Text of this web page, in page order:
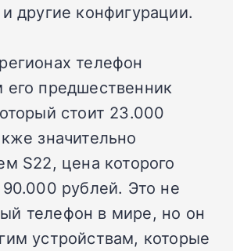
другие конфигурации.
телефон
предшественник
стоит 23.000
значительно
S22, цена которого
90.000 рублей. Это не
телефон в мире, но он
устройствам, которые